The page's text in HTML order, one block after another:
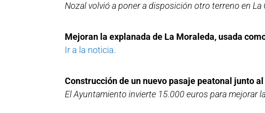
Nozal volvió a poner a disposición otro terreno en
Mejoran la explanada de La Moraleda, usada
Ir a la noticia.
Construcción de un nuevo pasaje peatonal junto
El Ayuntamiento invierte 15.000 euros para mejorar